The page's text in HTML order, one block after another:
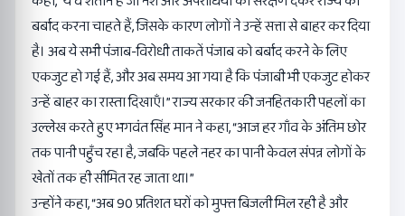
बर्बाद करना चाहते हैं, जिसके कारण लोगों ने उन्हें सत्ता से बाहर कर दिया
है। अब ये सभी पंजाब-विरोधी ताकतें पंजाब को बर्बाद करने के लिए
एकजुट हो गई हैं, और अब समय आ गया है कि पंजाबी भी एकजुट होकर
उन्हें बाहर का रास्ता दिखाएँ।” राज्य सरकार की जनहितकारी पहलों का
उल्लेख करते हुए भगवंत सिंह मान ने कहा, “आज हर गाँव के अंतिम छोर
तक पानी पहुँच रहा है, जबकि पहले नहर का पानी केवल संपन्न लोगों के
खेतों तक ही सीमित रह जाता था।”
उन्होंने कहा, “अब 90 प्रतिशत घरों को मुफ्त बिजली मिल रही है और